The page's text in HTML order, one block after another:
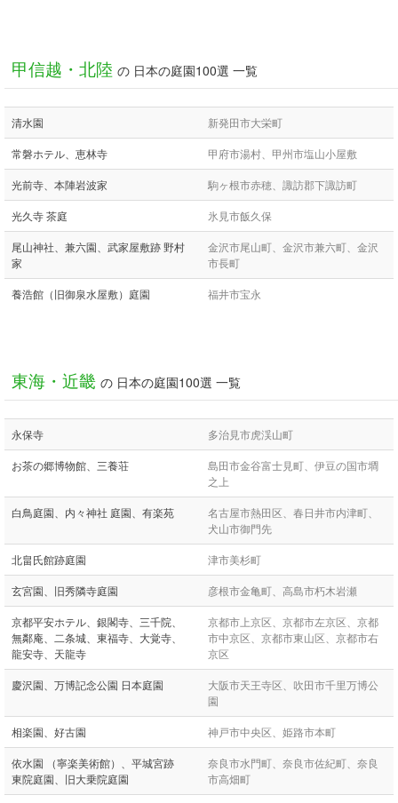
甲信越・北陸 の 日本の庭園100選 一覧
清水園 新発田市大栄町
常磐ホテル、恵林寺 甲府市湯村、甲州市塩山小屋敷
光前寺、本陣岩波家 駒ヶ根市赤穂、諏訪郡下諏訪町
光久寺 茶庭 氷見市飯久保
尾山神社、兼六園、武家屋敷跡 野村
家
金沢市尾山町、金沢市兼六町、金沢
市長町
養浩館（旧御泉水屋敷）庭園 福井市宝永
東海・近畿 の 日本の庭園100選 一覧
永保寺 多治見市虎渓山町
お茶の郷博物館、三養荘
島田市金谷富士見町、伊豆の国市墹
之上
白鳥庭園、内々神社 庭園、有楽苑
名古屋市熱田区、春日井市内津町、
犬山市御門先
北畠氏館跡庭園 津市美杉町
玄宮園、旧秀隣寺庭園 彦根市金亀町、高島市朽木岩瀬
京都平安ホテル、銀閣寺、三千院、
無鄰庵、二条城、東福寺、大覚寺、
龍安寺、天龍寺
京都市上京区、京都市左京区、京都
市中京区、京都市東山区、京都市右
京区
慶沢園、万博記念公園 日本庭園
大阪市天王寺区、吹田市千里万博公
園
相楽園、好古園 神戸市中央区、姫路市本町
依水園 （寧楽美術館）、平城宮跡
東院庭園、旧大乗院庭園
奈良市水門町、奈良市佐紀町、奈良
市高畑町